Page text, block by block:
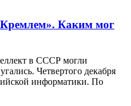
Каким мог
в СССР могли
Четвертого декабря
информатики. По